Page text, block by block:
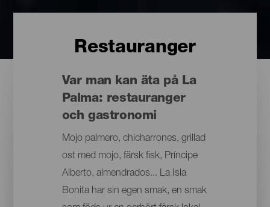
Restauranger
Var man kan äta på La
Palma: restauranger
och gastronomi
Mojo palmero, chicharrones, grillad
ost med mojo, färsk fisk, Príncipe
Alberto, almendrados... La Isla
Bonita har sin egen smak, en smak